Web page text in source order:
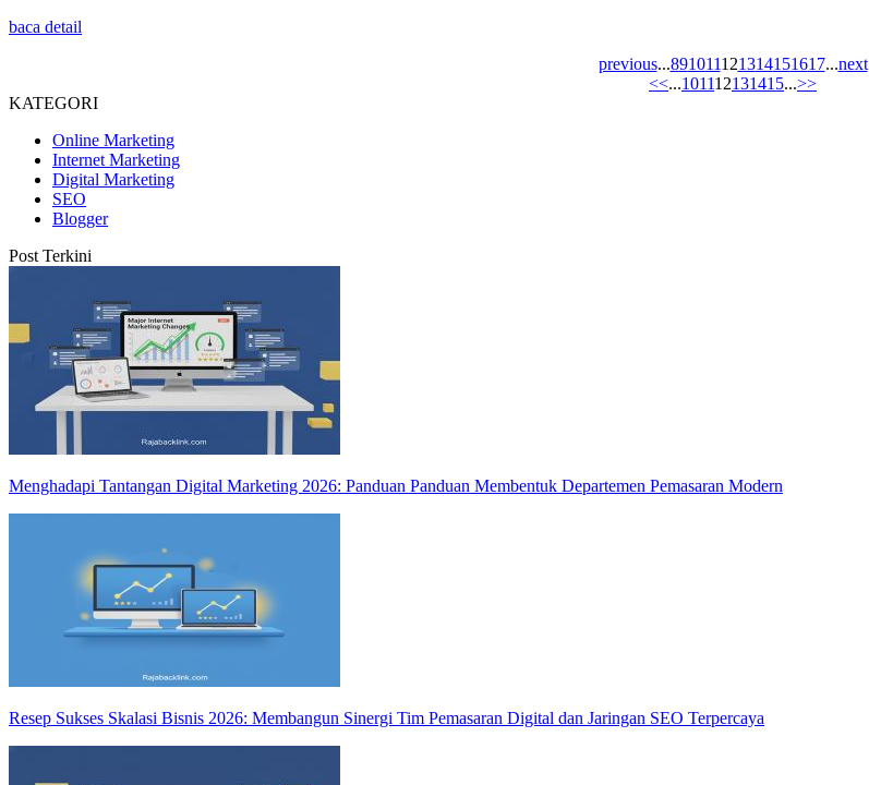
baca detail
previous...891011121314151617...next
<<...101112131415...>>
KATEGORI
Online Marketing
Internet Marketing
Digital Marketing
SEO
Blogger
Post Terkini
Menghadapi Tantangan Digital Marketing 2026: Panduan Panduan Membentuk Departemen Pemasaran Modern
Resep Sukses Skalasi Bisnis 2026: Membangun Sinergi Tim Pemasaran Digital dan Jaringan SEO Terpercaya